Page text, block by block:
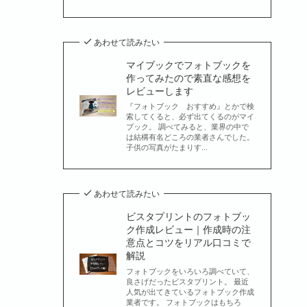
あわせて読みたい
マイブックでフォトブックを
作ってみたので素直な感想を
レビューします
『フォトブック おすすめ』とかで検
索してくると、必ず出てくるのがマイ
ブック。 調べてみると、業界の中で
は結構有名どころの業者さんでした。
子供の写真がたまりす...
あわせて読みたい
ビスタプリントのフォトブッ
ク作成レビュー｜作成時の注
意点とコツをリアル口コミで
解説
フォトブックをいろいろ調べていて、
良さげだったビスタプリント。 最近
人気が出てきているフォトブック作成
業者です。 フォトブックはもちろ